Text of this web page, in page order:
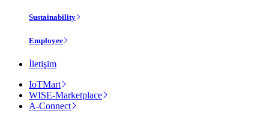
Sustainability
Employee
İletişim
IoTMart
WISE-Marketplace
A-Connect